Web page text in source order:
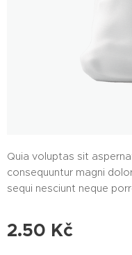
Quia voluptas sit
consequuntur magni
sequi nesciunt neque
2.50 Kč